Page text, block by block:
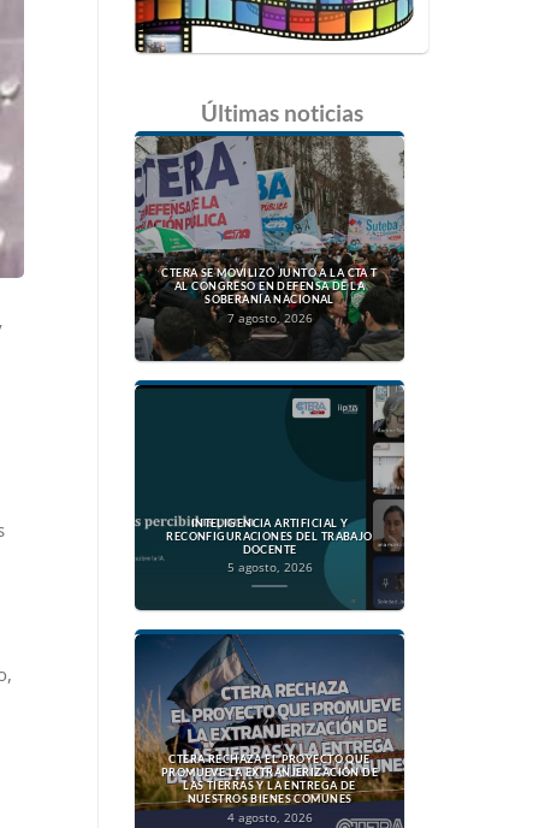
Últimas noticias
CTERA SE MOVILIZÓ JUNTO A LA CTA T
AL CONGRESO EN DEFENSA DE LA
SOBERANÍA NACIONAL
7 agosto, 2026
INTELIGENCIA ARTIFICIAL Y
RECONFIGURACIONES DEL TRABAJO
DOCENTE
5 agosto, 2026
CTERA RECHAZA EL PROYECTO QUE
PROMUEVE LA EXTRANJERIZACIÓN DE
LAS TIERRAS Y LA ENTREGA DE
NUESTROS BIENES COMUNES
4 agosto, 2026